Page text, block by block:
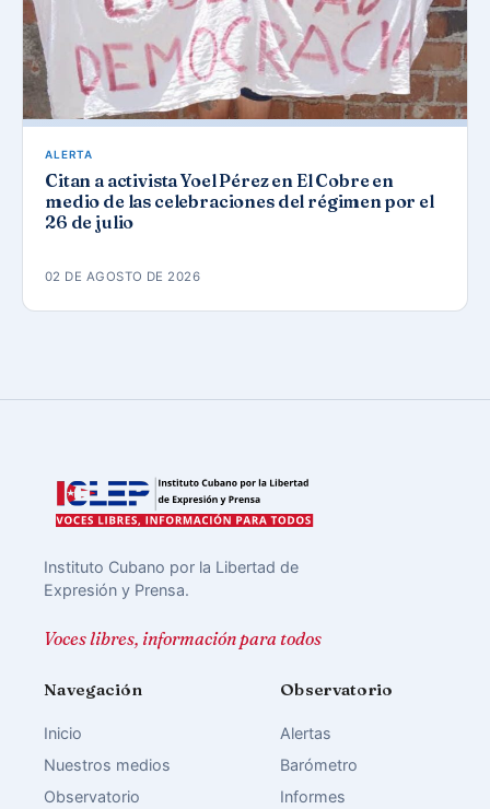
ALERTA
Citan a activista Yoel Pérez en El Cobre en
medio de las celebraciones del régimen por el
26 de julio
02 DE AGOSTO DE 2026
Instituto Cubano por la Libertad de
Expresión y Prensa.
Voces libres, información para todos
Navegación
Inicio
Nuestros medios
Observatorio
Observatorio
Alertas
Barómetro
Informes